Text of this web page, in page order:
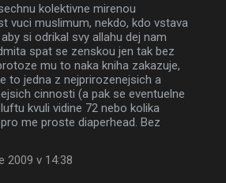
kolektivne mirenou
vuci muslimum, nekdo, kdo vstava
si odrikal svy allahu dej nam
spat se zenskou jen tak bez
mu to naka kniha zakazuje,
to jedna z nejprirozenejsich a
cinnosti (a pak se eventuelne
kvuli vidine 72 nebo kolika
me proste diaperhead. Bez
2009 v 14:38